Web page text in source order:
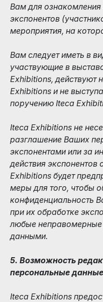
Вам для ознакомления
экспонентов
мероприятия, на
Вам следует иметь в
участвующие в
Exhibitions, действуют
Exhibitions и не
поручению Iteca
Iteca Exhibitions не
разглашение Ваших
экспонентами или за
действия экспонентов
Exhibitions будет
меры для того, чтобы
конфиденциальность
при их обработке
любые
данными.
5. Возможность
персональные данные
Iteca Exhibitions